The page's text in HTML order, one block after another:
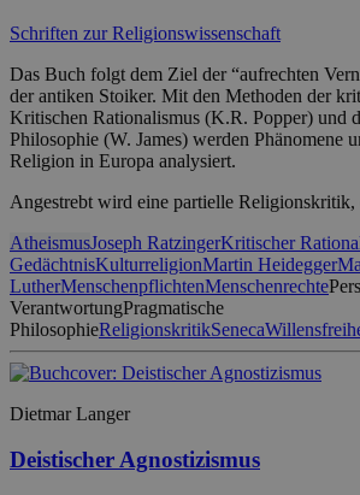
Schriften zur Religionswissenschaft
Das Buch folgt dem Ziel der “aufrechten
der antiken Stoiker. Mit den Methoden der
Kritischen Rationalismus (K.R. Popper) und
Philosophie (W. James) werden Phänomene
Religion in Europa analysiert.
Angestrebt wird eine partielle
AtheismusJoseph RatzingerKritischer
GedächtnisKulturreligionMartin Heidegger
LutherMenschenpflichtenMenschenrechte
VerantwortungPragmatische
PhilosophieReligionskritikSeneca
Dietmar Langer
Deistischer Agnostizismus